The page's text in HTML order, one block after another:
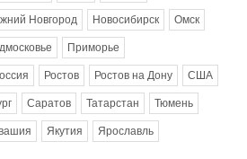
Новгород Новосибирск Омск
Приморье
Ростов Ростов на Дону США
Саратов Татарстан Тюмень
Якутия Ярославль